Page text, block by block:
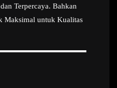
Terpercaya. Bahkan
Maksimal untuk Kualitas